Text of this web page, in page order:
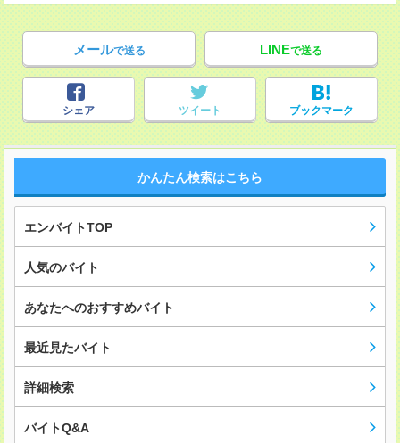
メールで送る LINEで送る
シェア ツイート ブックマーク
かんたん検索はこちら
エンバイトTOP
人気のバイト
あなたへのおすすめバイト
最近見たバイト
詳細検索
バイトQ&A